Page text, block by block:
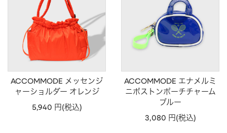
キーホルダー・チャーム
OUTDOORアウトドア
OTHER その他
ALL すべて
I PHONE CASE iPhoneケース
ACCOMMODE メッセンジ
ャーショルダー オレンジ
5,940 円(税込)
ACCOMMODE エナメルミ
ニボストンポーチチャーム
ブルー
3,080 円(税込)